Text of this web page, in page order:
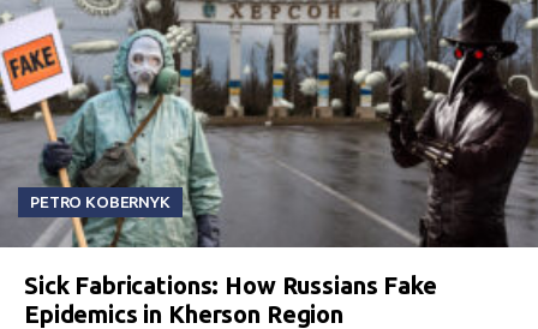
PETRO KOBERNYK
Sick Fabrications: How Russians Fake
Epidemics in Kherson Region